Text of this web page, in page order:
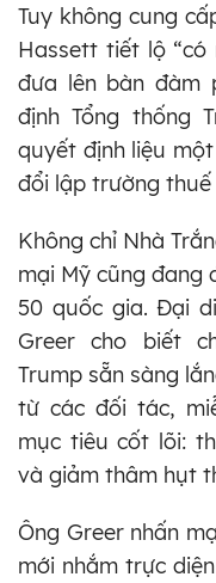
Tuy không cung
Hassett tiết lộ
đưa lên bàn đàm
định Tổng thống
quyết định liệu
đổi lập trường
Không chỉ Nhà
mại Mỹ cũng đang
50 quốc gia. Đại
Greer cho biết
Trump sẵn sàng
từ các đối tác,
mục tiêu cốt lõi:
và giảm thâm hụt
Ông Greer nhấn
mới nhắm trực